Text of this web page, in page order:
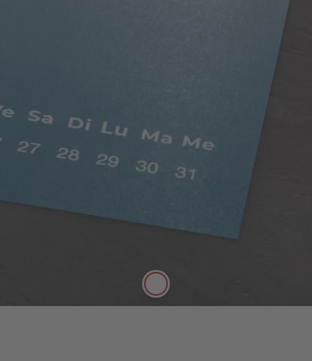
Doux au toucher, le papier satiné saura vous
séduire avec son effet légèrement nacré. Sa
texture et son rendu de haute qualité mettent en